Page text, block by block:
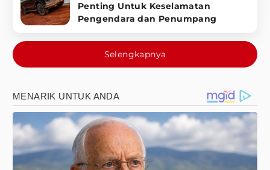
Penting Untuk Keselamatan
Pengendara dan Penumpang
Selengkapnya